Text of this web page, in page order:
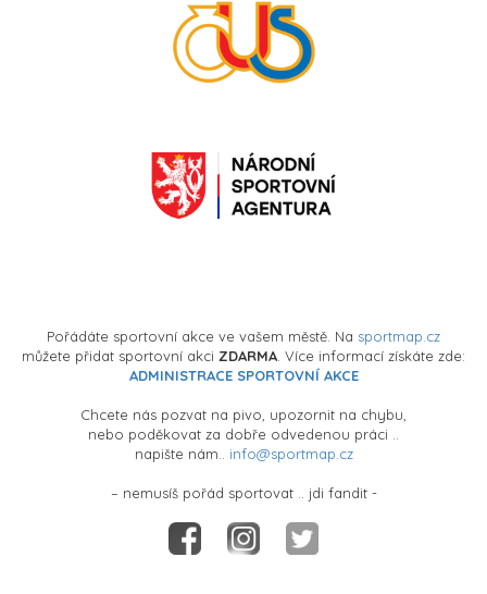
Pořádáte sportovní akce ve vašem městě. Na sportmap.cz
můžete přidat sportovní akci ZDARMA . Více informací získáte zde:
ADMINISTRACE SPORTOVNÍ AKCE
Chcete nás pozvat na pivo, upozornit na chybu,
nebo poděkovat za dobře odvedenou práci ..
napište nám.. info@sportmap.cz
– nemusíš pořád sportovat .. jdi fandit -